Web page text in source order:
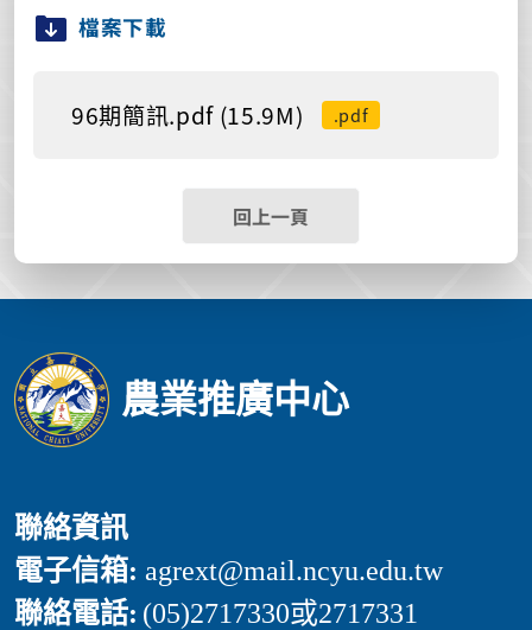
檔案下載
96期簡訊.pdf (15.9M) .pdf
回上一頁
農業推廣中心
聯絡資訊
電子信箱: agrext@mail.ncyu.edu.tw
聯絡電話: (05)2717330或2717331